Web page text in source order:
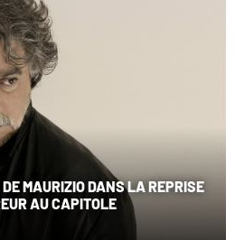
MAURIZIO DANS LA REPRISE
AU CAPITOLE